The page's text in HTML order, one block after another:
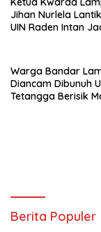
Jihan Nurlela
UIN Raden Intan
Warga Bandar
Diancam Dibunuh
Tetangga Berisik
Berita Populer